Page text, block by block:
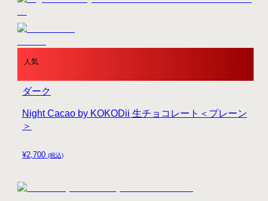
人気
¥2,700 (税込)
Night Cacao by KOKODii 生チョコレート＜プレーン
＞
ダーク